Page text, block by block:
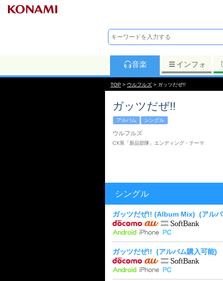
音楽 インフォ
TOP > ウルフルズ > ガッツだぜ!!
ガッツだぜ!!
アルバム シングル
ウルフルズ
CX系「新品部隊」エンディング・テーマ
シングル
ガッツだぜ!! (Album Mix) (アル
ガッツだぜ!! (アルバム購入可能)